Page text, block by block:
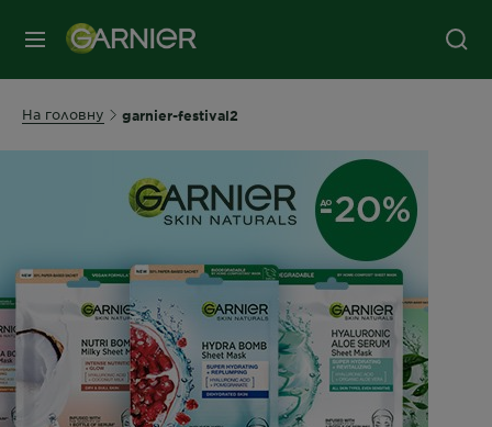
МЕНЮ
На головну garnier-festival2